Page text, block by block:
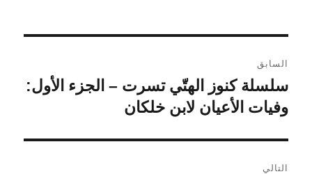
المقالات
السابق
المقالة
السابقة:
سلسلة كنوز الهتّي تسرت – الجزء الأول:
وفيات الأعيان لابن خلكان
التالي